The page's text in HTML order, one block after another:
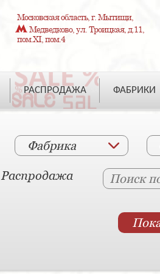
Московская область, г. Мытищи,
Медведково, ул. Троицкая, д.11,
пом.XI, пом.4
РАСПРОДАЖА ФАБРИКИ
Фабрика
Распродажа